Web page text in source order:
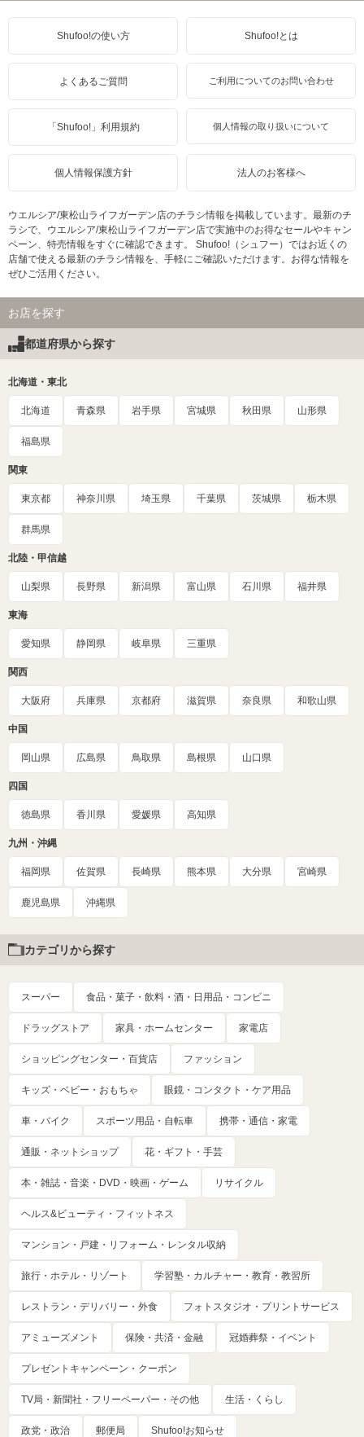
Shufoo!の使い方 Shufoo!とは
よくあるご質問 ご利用についてのお問い合わせ
「Shufoo!」利用規約 個人情報の取り扱いについて
個人情報保護方針 法人のお客様へ
ウエルシア/東松山ライフガーデン店のチラシ情報を掲載しています。最新のチ
ラシで、ウエルシア/東松山ライフガーデン店で実施中のお得なセールやキャン
ペーン、特売情報をすぐに確認できます。 Shufoo!（シュフー）ではお近くの
店舗で使える最新のチラシ情報を、手軽にご確認いただけます。お得な情報を
ぜひご活用ください。
お店を探す
都道府県から探す
北海道・東北
北海道 青森県 岩手県 宮城県 秋田県 山形県
福島県
関東
東京都 神奈川県 埼玉県 千葉県 茨城県 栃木県
群馬県
北陸・甲信越
山梨県 長野県 新潟県 富山県 石川県 福井県
東海
愛知県 静岡県 岐阜県 三重県
関西
大阪府 兵庫県 京都府 滋賀県 奈良県 和歌山県
中国
岡山県 広島県 鳥取県 島根県 山口県
四国
徳島県 香川県 愛媛県 高知県
九州・沖縄
福岡県 佐賀県 長崎県 熊本県 大分県 宮崎県
鹿児島県 沖縄県
カテゴリから探す
スーパー 食品・菓子・飲料・酒・日用品・コンビニ
ドラッグストア 家具・ホームセンター 家電店
ショッピングセンター・百貨店 ファッション
キッズ・ベビー・おもちゃ 眼鏡・コンタクト・ケア用品
車・バイク スポーツ用品・自転車 携帯・通信・家電
通販・ネットショップ 花・ギフト・手芸
本・雑誌・音楽・DVD・映画・ゲーム リサイクル
ヘルス&ビューティ・フィットネス
マンション・戸建・リフォーム・レンタル収納
旅行・ホテル・リゾート 学習塾・カルチャー・教育・教習所
レストラン・デリバリー・外食 フォトスタジオ・プリントサービス
アミューズメント 保険・共済・金融 冠婚葬祭・イベント
プレゼントキャンペーン・クーポン
TV局・新聞社・フリーペーパー・その他 生活・くらし
政党・政治 郵便局 Shufoo!お知らせ